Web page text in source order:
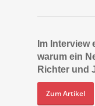
Im Interview
warum ein
Richter und
Zum Artikel